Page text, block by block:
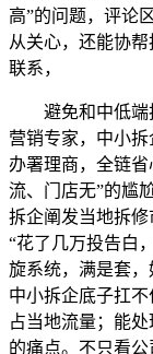
高”的问题，评论
从关心，还能协
联系，
避免和中低端
营销专家，中小
办署理商，全链
流、门店无”的尴
拆企阐发当地拆
“花了几万投告白
旋系统，满是套，
中小拆企底子扛
占当地流量；能
的痛点。不只看